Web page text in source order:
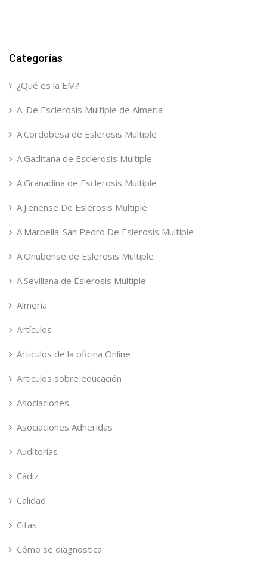
Categorías
¿Qué es la EM?
A. De Esclerosis Multiple de Almeria
A.Cordobesa de Eslerosis Multiple
A.Gaditana de Esclerosis Multiple
A.Granadina de Esclerosis Multiple
A.Jienense De Eslerosis Multiple
A.Marbella-San Pedro De Eslerosis Multiple
A.Onubense de Eslerosis Multiple
A.Sevillana de Eslerosis Multiple
Almería
Artículos
Articulos de la oficina Online
Articulos sobre educación
Asociaciones
Asociaciones Adheridas
Auditorías
Cádiz
Calidad
Citas
Cómo se diagnostica